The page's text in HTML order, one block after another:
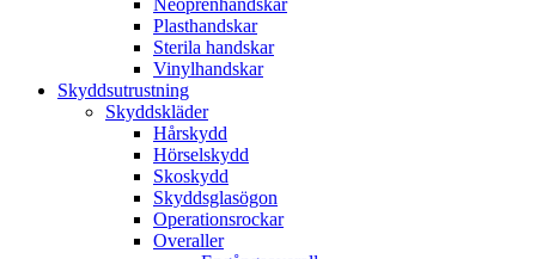
Neoprenhandskar
Plasthandskar
Sterila handskar
Vinylhandskar
Skyddsutrustning
Skyddskläder
Hårskydd
Hörselskydd
Skoskydd
Skyddsglasögon
Operationsrockar
Overaller